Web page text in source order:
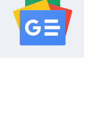
serwisu